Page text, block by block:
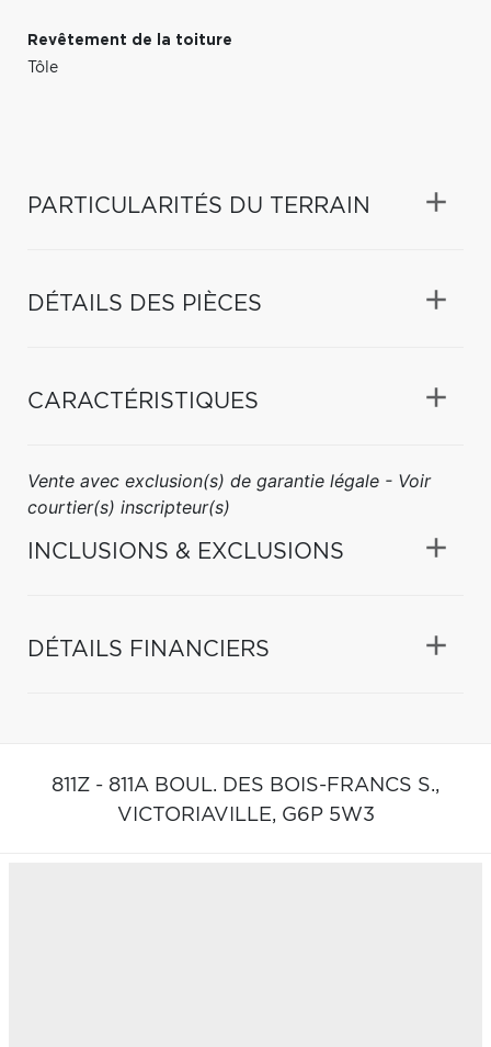
Revêtement de la toiture
Tôle
PARTICULARITÉS DU TERRAIN
DÉTAILS DES PIÈCES
CARACTÉRISTIQUES
Vente avec exclusion(s) de garantie légale - Voir
courtier(s) inscripteur(s)
INCLUSIONS & EXCLUSIONS
DÉTAILS FINANCIERS
811Z - 811A BOUL. DES BOIS-FRANCS S.,
VICTORIAVILLE, G6P 5W3